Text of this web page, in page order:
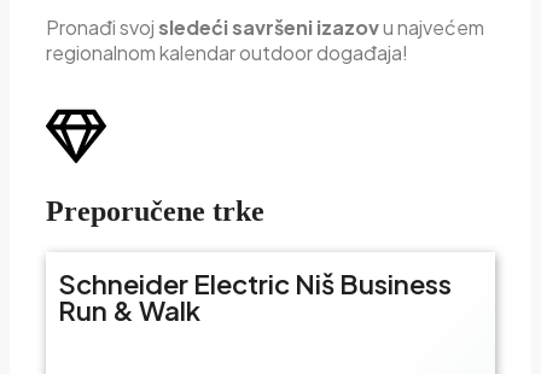
Pronađi svojsledeći savršeni izazovu najvećem
regionalnom kalendar outdoor događaja!
Preporučene trke
Schneider Electric Niš Business
Run & Walk